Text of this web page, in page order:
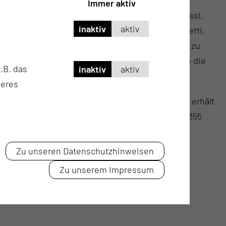
Team gilt der Dank unter anderem Celine, Jessi,
Sylvio, Petra, Ivonne, David, Ramona, Steffi,
auf den Fotos nur ein Teil der Mitarbeitenden zu
an alle Kolleginnen und Kollegen, die die
möchte – als Gast oder auch beruflich – erhält
Pflegedienstleitung Celine Jannaschk unter 0355
Immer aktiv
inaktiv aktiv
das
inaktiv aktiv
Zu unseren Datenschutzhinweisen
Zu unserem Impressum